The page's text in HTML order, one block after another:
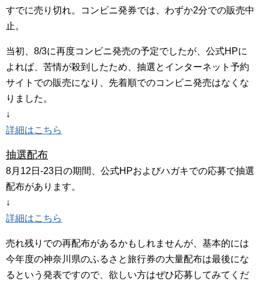
すでに売り切れ。コンビニ発券では、わずか2分での販売中
止。
当初、8/3に再度コンビニ発売の予定でしたが、公式HPに
よれば、苦情が殺到したため、抽選とインターネット予約
サイトでの販売になり、先着順でのコンビニ発売はなくな
りました。
↓
詳細はこちら
抽選配布
8月12日-23日の期間、公式HPおよびハガキでの応募で抽選
配布があります。
↓
詳細はこちら
売れ残りでの再配布があるかもしれませんが、基本的には
今年度の神奈川県のふるさと旅行券の大量配布は最後にな
るという発表ですので、欲しい方はぜひ応募してみてくだ